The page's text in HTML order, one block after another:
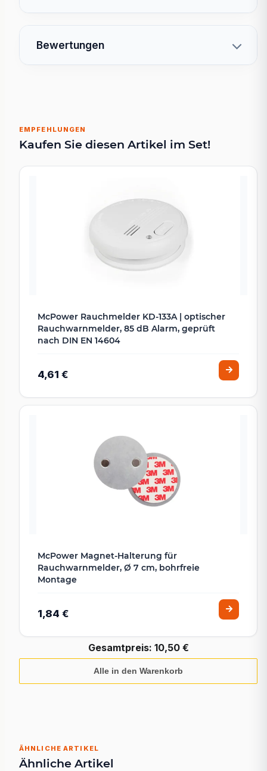
Bewertungen
EMPFEHLUNGEN
Kaufen Sie diesen Artikel im Set!
McPower Rauchmelder KD-133A | optischer
Rauchwarnmelder, 85 dB Alarm, geprüft
nach DIN EN 14604
4,61 €
McPower Magnet-Halterung für
Rauchwarnmelder, Ø 7 cm, bohrfreie
Montage
1,84 €
Gesamtpreis: 10,50 €
Alle in den Warenkorb
ÄHNLICHE ARTIKEL
Ähnliche Artikel